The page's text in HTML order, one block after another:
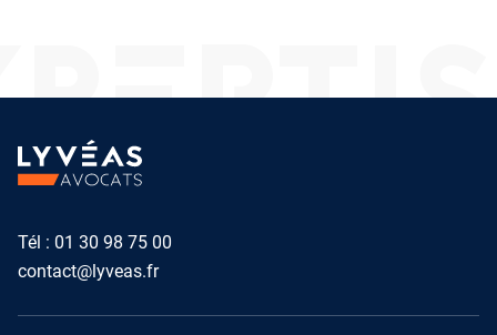
Tél : 01 30 98 75 00
contact@lyveas.fr